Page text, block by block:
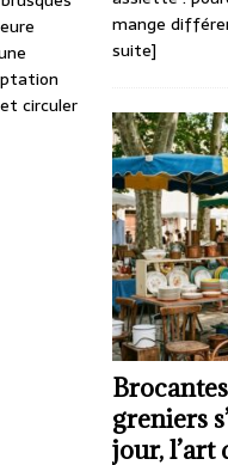
circuler
mange
suite]
greniers
jour, l’art